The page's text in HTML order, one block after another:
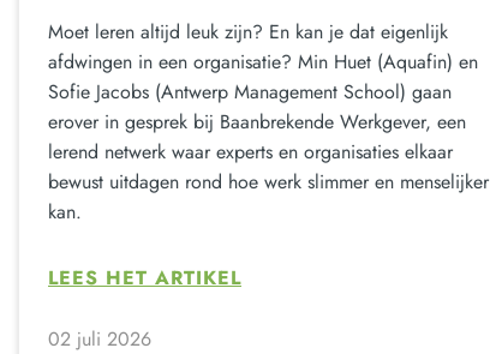
Moet leren altijd leuk zijn? En kan je dat eigenlijk
afdwingen in een organisatie? Min Huet (Aquafin) en
Sofie Jacobs (Antwerp Management School) gaan
erover in gesprek bij Baanbrekende Werkgever, een
lerend netwerk waar experts en organisaties elkaar
bewust uitdagen rond hoe werk slimmer en menselijker
kan.
LEES HET ARTIKEL
02 juli 2026